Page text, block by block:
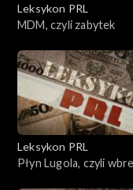
Leksykon PRL
MDM, czyli zabytek
Leksykon PRL
Płyn Lugola, czyli